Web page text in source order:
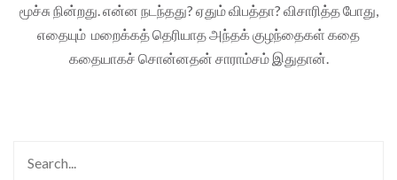
மூச்சு நின்றது. என்ன நடந்தது? ஏதும் விபத்தா? விசாரித்த போது,
எதையும் மறைக்கத் தெரியாத அந்தக் குழந்தைகள் கதை
கதையாகச் சொன்னதன் சாராம்சம் இதுதான்.